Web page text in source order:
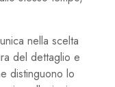
nella scelta
del dettaglio e
distinguono lo